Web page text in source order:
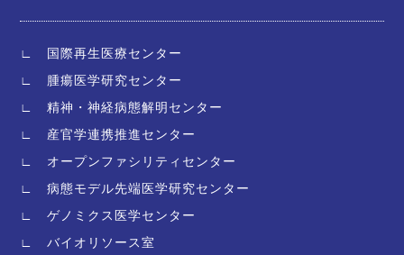
∟ 国際再生医療センター
∟ 腫瘍医学研究センター
∟ 精神・神経病態解明センター
∟ 産官学連携推進センター
∟ オープンファシリティセンター
∟ 病態モデル先端医学研究センター
∟ ゲノミクス医学センター
∟ バイオリソース室